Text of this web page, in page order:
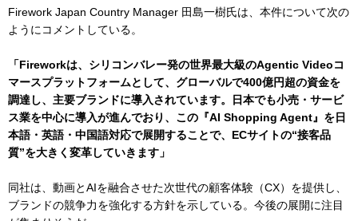
Firework Japan Country Manager 田島一樹氏は、本件について次の
ようにコメントしている。
「Fireworkは、シリコンバレー発の世界最大級のAgentic Videoコ
マースプラットフォームとして、グローバルで400億円超の資金を
調達し、主要ブランドに導入されています。日本でも小売・サービ
ス業を中心に導入が進んでおり、この『AI Shopping Agent』を日
本語・英語・中国語対応で展開することで、ECサイトの“接客品
質”を大きく変革していきます」
同社は、動画とAIを融合させた次世代の顧客体験（CX）を提供し、
ブランドの競争力を強化する方針を示している。今後の展開に注目